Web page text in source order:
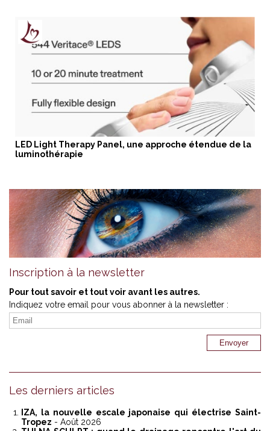
LED Light Therapy Panel, une approche étendue de la
luminothérapie
Inscription à la newsletter
Pour tout savoir et tout voir avant les autres.
Indiquez votre email pour vous abonner à la newsletter :
Les derniers articles
IZA, la nouvelle escale japonaise qui électrise Saint-
Tropez - Août 2026